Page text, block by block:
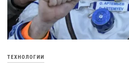
ТЕХНОЛОГИИ